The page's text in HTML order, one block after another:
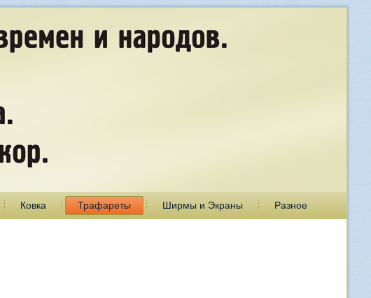
Ковка Трафареты Ширмы и Экраны Разное